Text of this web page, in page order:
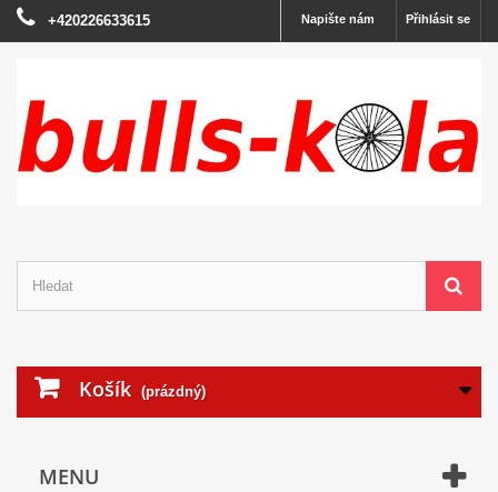
Přihlásit se
Napište nám
+420226633615
Košík (prázdný)
MENU